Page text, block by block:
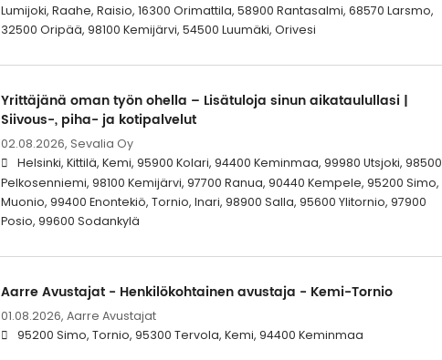
Lumijoki, Raahe, Raisio, 16300 Orimattila, 58900 Rantasalmi, 68570 Larsmo,
32500 Oripää, 98100 Kemijärvi, 54500 Luumäki, Orivesi
Yrittäjänä oman työn ohella – Lisätuloja sinun aikataulullasi |
Siivous-, piha- ja kotipalvelut
02.08.2026, Sevalia Oy
Helsinki, Kittilä, Kemi, 95900 Kolari, 94400 Keminmaa, 99980 Utsjoki, 98500
Pelkosenniemi, 98100 Kemijärvi, 97700 Ranua, 90440 Kempele, 95200 Simo,
Muonio, 99400 Enontekiö, Tornio, Inari, 98900 Salla, 95600 Ylitornio, 97900
Posio, 99600 Sodankylä
Aarre Avustajat - Henkilökohtainen avustaja - Kemi-Tornio
01.08.2026, Aarre Avustajat
95200 Simo, Tornio, 95300 Tervola, Kemi, 94400 Keminmaa